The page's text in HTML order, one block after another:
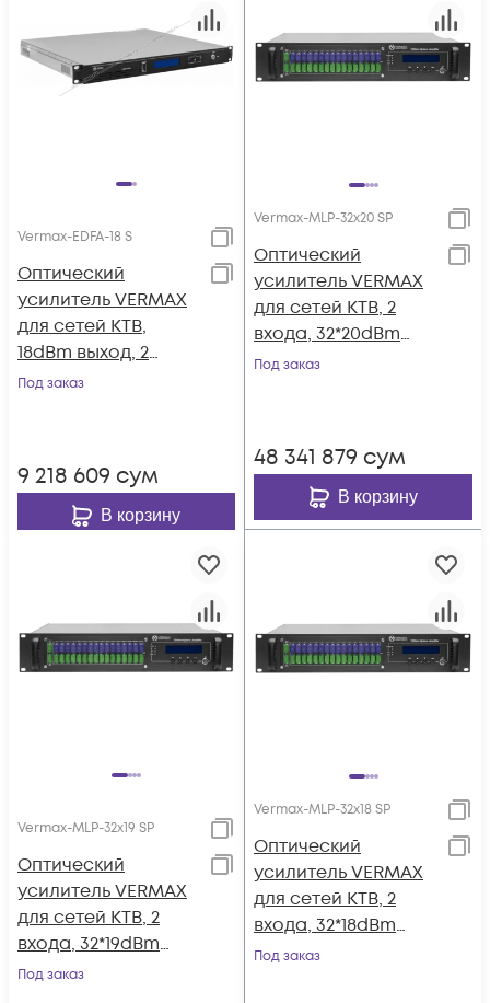
Vermax-EDFA-18 S
Оптический
усилитель VERMAX
для сетей КТВ,
18dBm выход, 2
входа
Под заказ
9 218 609 сум
В корзину
Vermax-MLP-32x20 SP
Оптический
усилитель VERMAX
для сетей КТВ, 2
входа, 32*20dBm
выхода, WDM
Под заказ
48 341 879 сум
В корзину
Vermax-MLP-32x19 SP
Оптический
усилитель VERMAX
для сетей КТВ, 2
входа, 32*19dBm
выхода, WDM
Под заказ
Vermax-MLP-32x18 SP
Оптический
усилитель VERMAX
для сетей КТВ, 2
входа, 32*18dBm
выхода, WDM
Под заказ